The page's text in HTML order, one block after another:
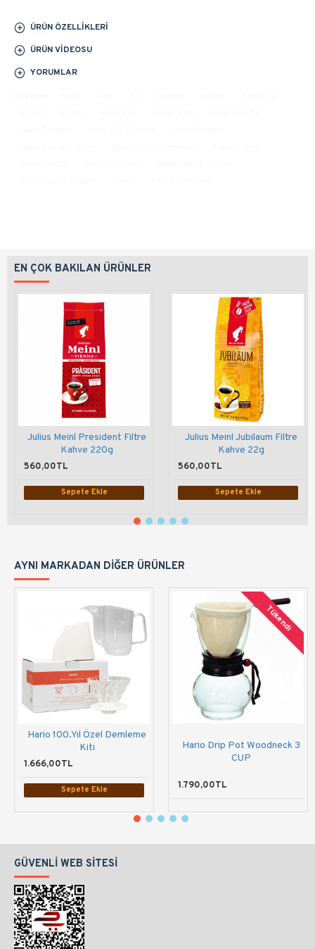
ÜRÜN ÖZELLIKLERI
ÜRÜN VIDEOSU
YORUMLAR
EN ÇOK BAKILAN ÜRÜNLER
Julius Meinl President Filtre
Kahve 220g
560,00TL
Sepete Ekle
Julius Meinl Jubilaum Filtre
Kahve 22g
560,00TL
Sepete Ekle
AYNI MARKADAN DIĞER ÜRÜNLER
Hario 100.Yıl Özel Demleme
Kiti
1.666,00TL
Sepete Ekle
Tükendi
Hario Drip Pot Woodneck 3
CUP
1.790,00TL
GÜVENLI WEB SITESI